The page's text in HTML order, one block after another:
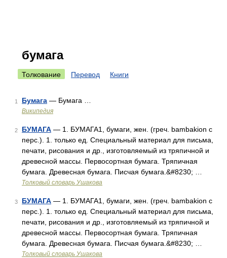
бумага
Толкование Перевод Книги
1 Бумага — Бумага …
Википедия
2 БУМАГА — 1. БУМАГА1, бумаги, жен. (греч. bambakion с
перс.). 1. только ед. Специальный материал для письма,
печати, рисования и др., изготовляемый из тряпичной и
древесной массы. Первосортная бумага. Тряпичная
бумага. Древесная бумага. Писчая бумага.&#8230; …
Толковый словарь Ушакова
3 БУМАГА — 1. БУМАГА1, бумаги, жен. (греч. bambakion с
перс.). 1. только ед. Специальный материал для письма,
печати, рисования и др., изготовляемый из тряпичной и
древесной массы. Первосортная бумага. Тряпичная
бумага. Древесная бумага. Писчая бумага.&#8230; …
Толковый словарь Ушакова